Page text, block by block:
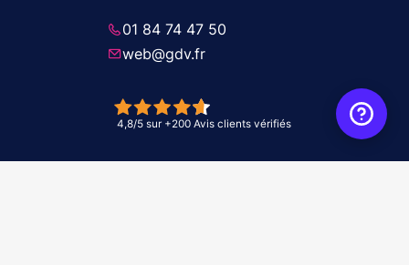
01 84 74 47 50
web@gdv.fr